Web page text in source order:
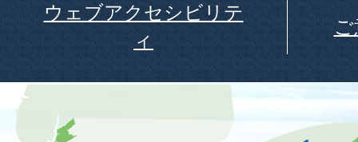
ウェブアクセシビリテ
ィ